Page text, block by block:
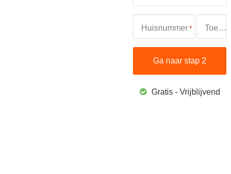
Huisnummer * Toevoeging
Gratis - Vrijblijvend